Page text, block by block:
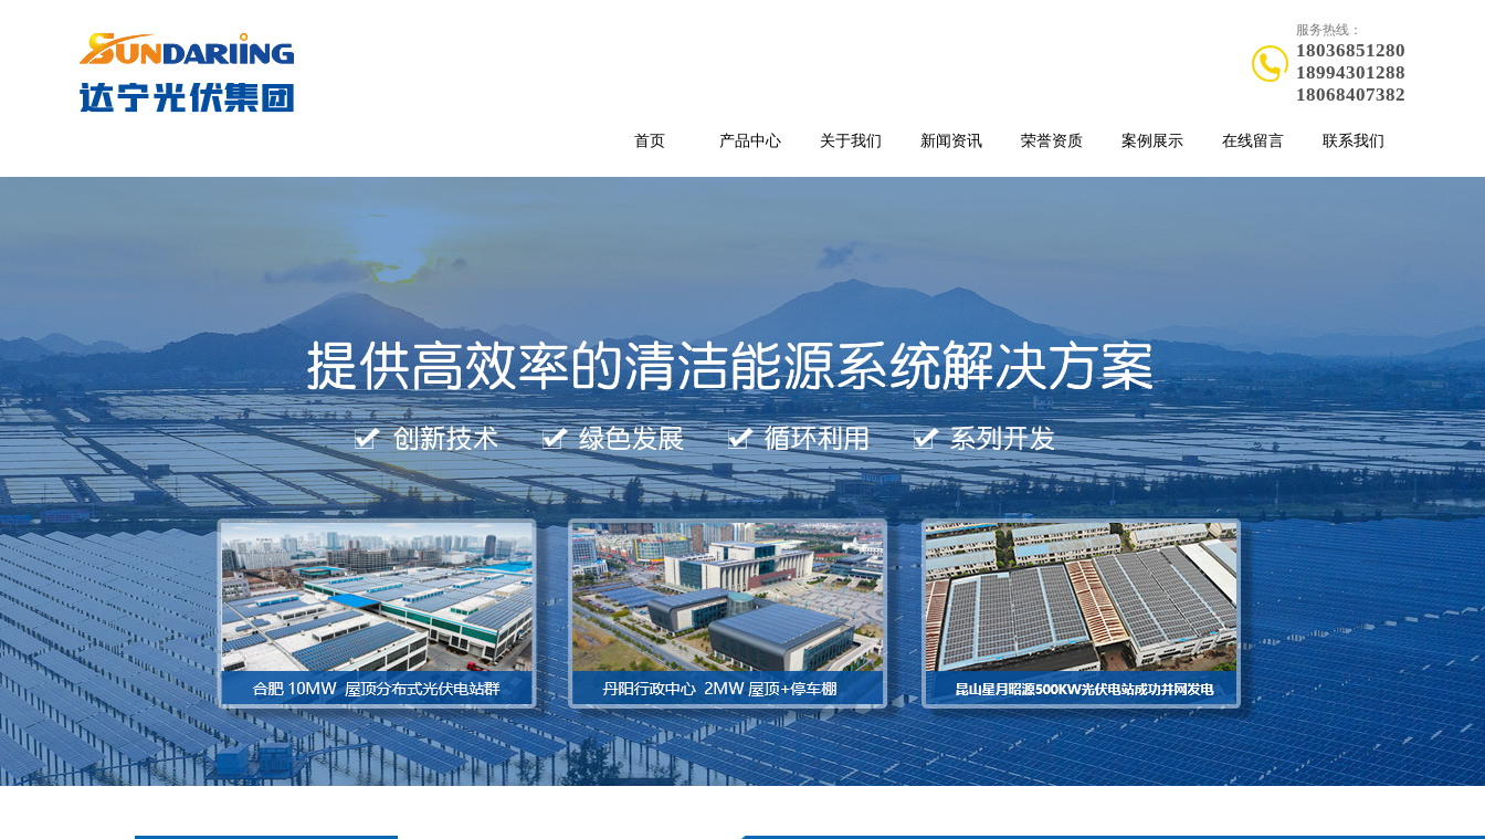
服务热线：
18036851280
18994301288
18068407382
首页 产品中心 关于我们 新闻资讯 荣誉资质 案例展示 在线留言 联系我们